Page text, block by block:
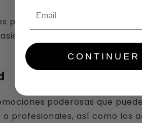
puede tener un impacto
brillante pueden
poderosas que
profesionales, así como los
CONTINUER